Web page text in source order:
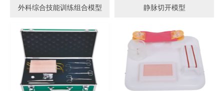
外科综合技能训练组合模型 静脉切开模型